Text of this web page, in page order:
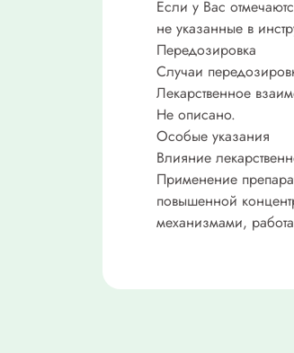
Если у Вас
не указанные в
Передозировка
Случаи
Лекарственное
Не описано.
Особые указания
Влияние
Применение
повышенной
механизмами,